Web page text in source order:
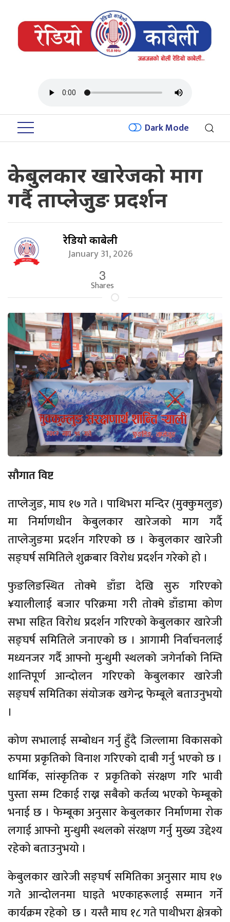
Dark Mode
केबुलकार खारेजको माग
गर्दै ताप्लेजुङ प्रदर्शन
रेडियो काबेली
January 31, 2026
3
Shares
सौगात विष्ट
ताप्लेजुङ, माघ १७ गते । पाथिभरा मन्दिर (मुक्कुमलुङ)
मा निर्माणधीन केबुलकार खारेजको माग गर्दै
ताप्लेजुङमा प्रदर्शन गरिएको छ । केबुलकार खारेजी
सङ्घर्ष समितिले शुक्रबार विरोध प्रदर्शन गरेको हो ।
फुङलिङस्थित तोक्मे डाँडा देखि सुरु गरिएको
¥यालीलाई बजार परिक्रमा गरी तोक्मे डाँडामा कोण
सभा सहित विरोध प्रदर्शन गरिएको केबुलकार खारेजी
सङ्घर्ष समितिले जनाएको छ । आगामी निर्वाचनलाई
मध्यनजर गर्दै आफ्नो मुन्धुमी स्थलको जगेर्नाको निम्ति
शान्तिपूर्ण आन्दोलन गरिएको केबुलकार खारेजी
सङ्घर्ष समितिका संयोजक खगेन्द्र फेम्बूले बताउनुभयो
।
कोण सभालाई सम्बोधन गर्नु हुँदै जिल्लामा विकासको
रुपमा प्रकृतिको विनाश गरिएको दाबी गर्नु भएको छ ।
धार्मिक, सांस्कृतिक र प्रकृतिको संरक्षण गरि भावी
पुस्ता सम्म टिकाई राख्न सबैको कर्तव्य भएको फेम्बूको
भनाई छ । फेम्बूका अनुसार केबुलकार निर्माणमा रोक
लगाई आफ्नो मुन्धुमी स्थलको संरक्षण गर्नु मुख्य उद्देश्य
रहेको बताउनुभयो ।
केबुलकार खारेजी सङ्घर्ष समितिका अनुसार माघ १७
गते आन्दोलनमा घाइते भएकाहरूलाई सम्मान गर्ने
कार्यक्रम रहेको छ । यस्तै माघ १८ गते पाथीभरा क्षेत्रको